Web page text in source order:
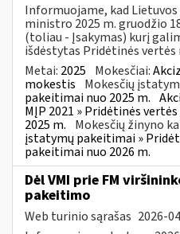
Informuojame, kad
ministro 2025 m. gruodžio
(toliau - Įsakymas) kurį
išdėstytas Pridėtinės vertės
Metai: 2025 Mokesčiai:
mokestis Mokesčių
pakeitimai nuo 2025 m.
MĮP 2021 » Pridėtinės
2025 m. Mokesčių žinyno
įstatymų pakeitimai »
pakeitimai nuo 2026 m.
Dėl VMI prie FM
pakeitimo
Web turinio sąrašas 2026-